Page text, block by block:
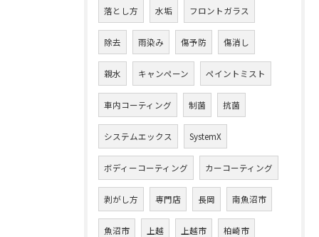
落とし方 水垢 フロントガラス
除去 雨染み 傷予防 傷消し
親水 キャンペーン ペイントミスト
車内コーティング 制菌 抗菌
システムエックス SystemX
ボディーコーティング カーコーティング
剥がし方 専門店 長岡 南魚沼市
魚沼市 上越 上越市 柏崎市